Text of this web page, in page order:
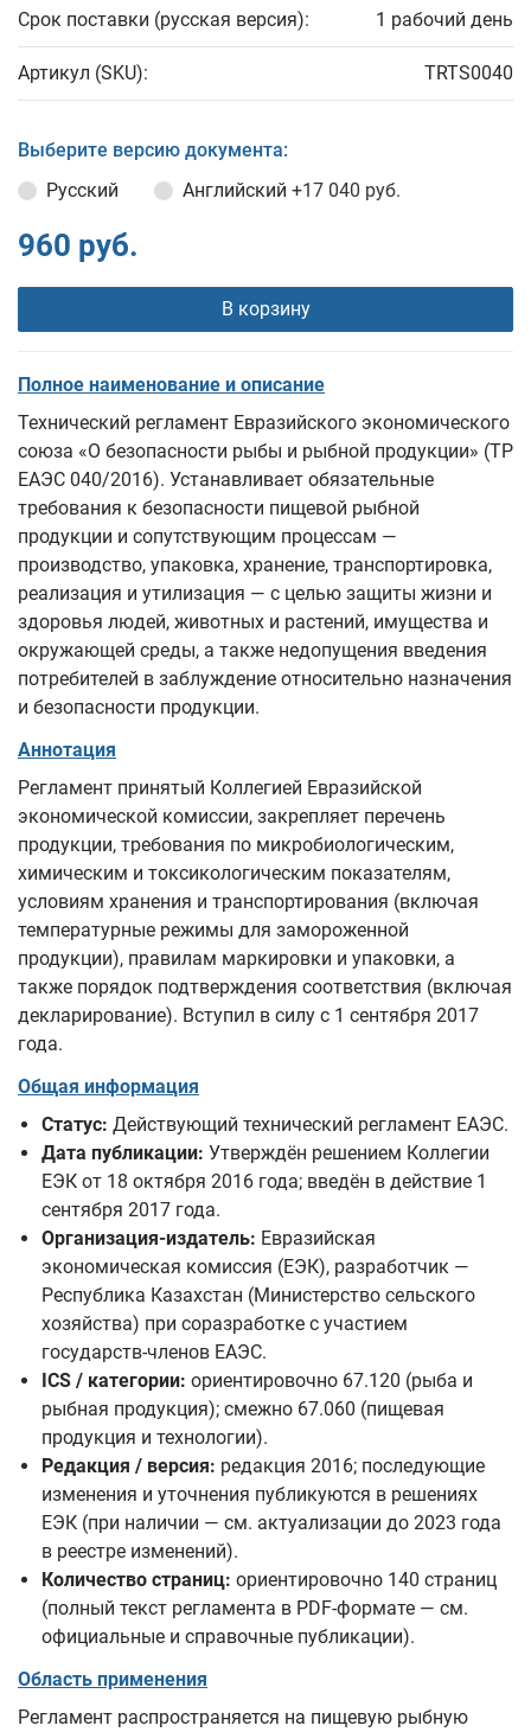
Срок поставки (русская версия): 1 рабочий день
Артикул (SKU): TRTS0040
Выберите версию документа:
Русский
Английский +17 040 руб.
960 руб.
В корзину
Полное наименование и описание
Технический регламент Евразийского экономического
союза «О безопасности рыбы и рыбной продукции» (ТР
ЕАЭС 040/2016). Устанавливает обязательные
требования к безопасности пищевой рыбной
продукции и сопутствующим процессам —
производство, упаковка, хранение, транспортировка,
реализация и утилизация — с целью защиты жизни и
здоровья людей, животных и растений, имущества и
окружающей среды, а также недопущения введения
потребителей в заблуждение относительно назначения
и безопасности продукции.
Аннотация
Регламент принятый Коллегией Евразийской
экономической комиссии, закрепляет перечень
продукции, требования по микробиологическим,
химическим и токсикологическим показателям,
условиям хранения и транспортирования (включая
температурные режимы для замороженной
продукции), правилам маркировки и упаковки, а
также порядок подтверждения соответствия (включая
декларирование). Вступил в силу с 1 сентября 2017
года.
Общая информация
Статус: Действующий технический регламент ЕАЭС.
Дата публикации: Утверждён решением Коллегии
ЕЭК от 18 октября 2016 года; введён в действие 1
сентября 2017 года.
Организация-издатель: Евразийская
экономическая комиссия (ЕЭК), разработчик —
Республика Казахстан (Министерство сельского
хозяйства) при соразработке с участием
государств-членов ЕАЭС.
ICS / категории: ориентировочно 67.120 (рыба и
рыбная продукция); смежно 67.060 (пищевая
продукция и технологии).
Редакция / версия: редакция 2016; последующие
изменения и уточнения публикуются в решениях
ЕЭК (при наличии — см. актуализации до 2023 года
в реестре изменений).
Количество страниц: ориентировочно 140 страниц
(полный текст регламента в PDF-формате — см.
официальные и справочные публикации).
Область применения
Регламент распространяется на пищевую рыбную